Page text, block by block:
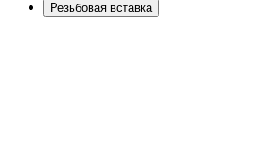
Резьбовая вставка